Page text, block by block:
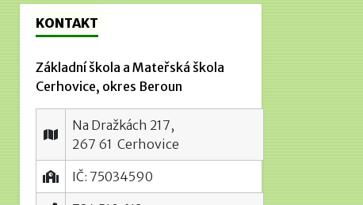
KONTAKT
Základní škola a Mateřská škola
Cerhovice, okres Beroun
Na Dražkách 217,
267 61 Cerhovice
IČ: 75034590